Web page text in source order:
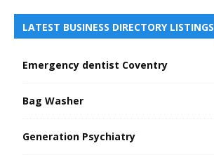
LATEST BUSINESS DIRECTORY LISTINGS
Emergency dentist Coventry
Bag Washer
Generation Psychiatry